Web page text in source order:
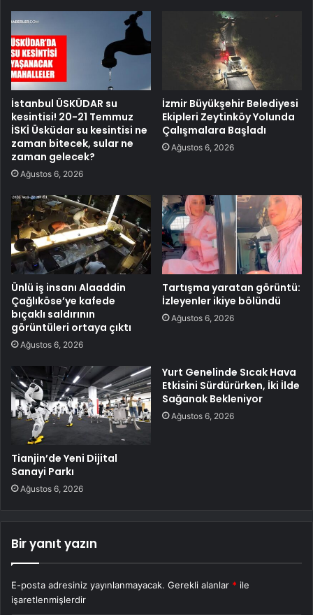
İstanbul ÜSKÜDAR su
kesintisi! 20-21 Temmuz
İSKİ Üsküdar su kesintisi ne
zaman bitecek, sular ne
zaman gelecek?
Ağustos 6, 2026
İzmir Büyükşehir Belediyesi
Ekipleri Zeytinköy Yolunda
Çalışmalara Başladı
Ağustos 6, 2026
Ünlü iş insanı Alaaddin
Çağlıköse’ye kafede
bıçaklı saldırının
görüntüleri ortaya çıktı
Ağustos 6, 2026
Tartışma yaratan görüntü:
İzleyenler ikiye bölündü
Ağustos 6, 2026
Tianjin’de Yeni Dijital
Sanayi Parkı
Ağustos 6, 2026
Yurt Genelinde Sıcak Hava
Etkisini Sürdürürken, İki İlde
Sağanak Bekleniyor
Ağustos 6, 2026
Bir yanıt yazın
E-posta adresiniz yayınlanmayacak. Gerekli alanlar * ile
işaretlenmişlerdir